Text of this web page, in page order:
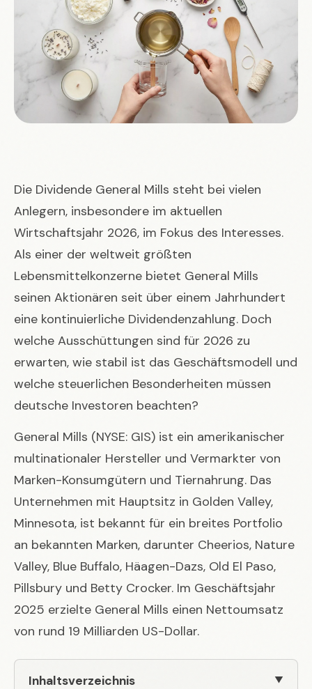
Die Dividende General Mills steht bei vielen
Anlegern, insbesondere im aktuellen
Wirtschaftsjahr 2026, im Fokus des Interesses.
Als einer der weltweit größten
Lebensmittelkonzerne bietet General Mills
seinen Aktionären seit über einem Jahrhundert
eine kontinuierliche Dividendenzahlung. Doch
welche Ausschüttungen sind für 2026 zu
erwarten, wie stabil ist das Geschäftsmodell und
welche steuerlichen Besonderheiten müssen
deutsche Investoren beachten?
General Mills (NYSE: GIS) ist ein amerikanischer
multinationaler Hersteller und Vermarkter von
Marken-Konsumgütern und Tiernahrung. Das
Unternehmen mit Hauptsitz in Golden Valley,
Minnesota, ist bekannt für ein breites Portfolio
an bekannten Marken, darunter Cheerios, Nature
Valley, Blue Buffalo, Häagen-Dazs, Old El Paso,
Pillsbury und Betty Crocker. Im Geschäftsjahr
2025 erzielte General Mills einen Nettoumsatz
von rund 19 Milliarden US-Dollar.
Inhaltsverzeichnis